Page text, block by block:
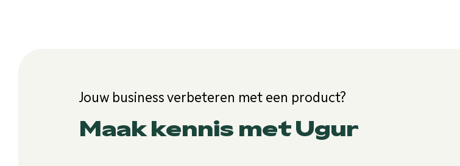
Jouw business verbeteren met een product?
Maak kennis met Ugur